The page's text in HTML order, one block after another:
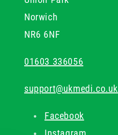
Norwich
NR6 6NF
01603 336056
support@ukmedi.co.uk
Facebook